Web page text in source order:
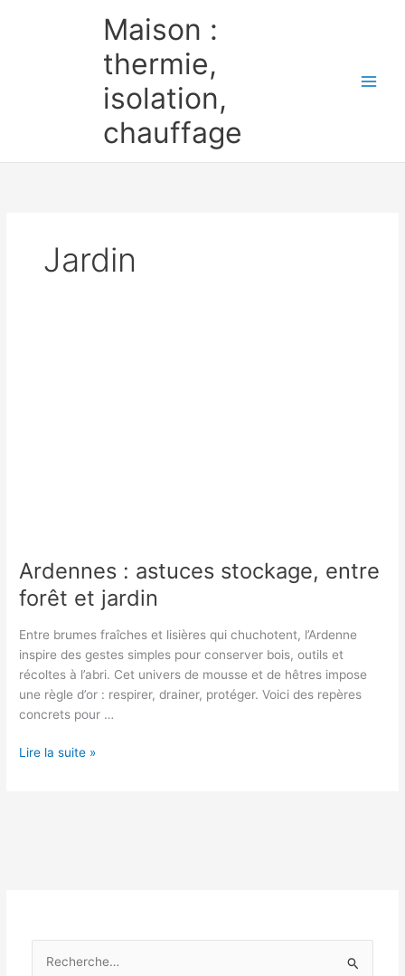
Maison :
thermie,
isolation,
chauffage
Jardin
Ardennes : astuces stockage, entre
forêt et jardin
Entre brumes fraîches et lisières qui chuchotent, l’Ardenne
inspire des gestes simples pour conserver bois, outils et
récoltes à l’abri. Cet univers de mousse et de hêtres impose
une règle d’or : respirer, drainer, protéger. Voici des repères
concrets pour …
Ardennes
Lire la suite »